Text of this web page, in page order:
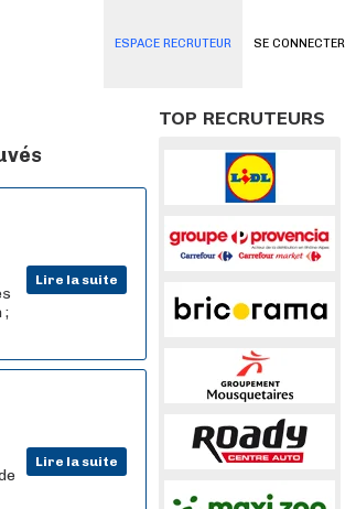
SE CONNECTER
ESPACE RECRUTEUR
Lire la suite
;
Lire la suite
TOP RECRUTEURS